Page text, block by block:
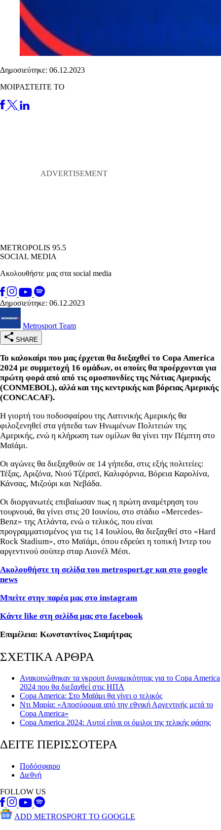
Δημοσιεύτηκε: 06.12.2023
ΜΟΙΡΑΣΤΕΙΤΕ ΤΟ
METROPOLIS 95.5
SOCIAL MEDIA
Ακολουθήστε μας στα social media
Δημοσιεύτηκε: 06.12.2023
Metrosport Team
SHARE
Το καλοκαίρι που μας έρχεται θα διεξαχθεί το Copa America
2024 με συμμετοχή 16 ομάδων, οι οποίες θα προέρχονται για
πρώτη φορά από από τις ομοσπονδίες της Νότιας Αμερικής
(CONMEBOL), αλλά και της κεντρικής και βόρειας Αμερικής
(CONCACAF).
Η γιορτή του ποδοσφαίρου της Λατινικής Αμερικής θα
φιλοξενηθεί στα γήπεδα των Ηνωμένων Πολιτειών της
Αμερικής, ενώ η κλήρωση των ομίλων θα γίνει την Πέμπτη στο
Μαϊάμι.
Οι αγώνες θα διεξαχθούν σε 14 γήπεδα, στις εξής πολιτείες:
Τέξας, Αριζόνα, Νιού Τζέρσεϊ, Καλιφόρνια, Βόρεια Καρολίνα,
Κάνσας, Μιζούρι και Νεβάδα.
Οι διοργανωτές επιβαίωσαν πως η πρώτη αναμέτρηση του
τουρνουά, θα γίνει στις 20 Ιουνίου, στο στάδιο «Mercedes-
Benz» της Ατλάντα, ενώ ο τελικός, που είναι
προγραμματισμένος για τις 14 Ιουλίου, θα διεξαχθεί στο «Hard
Rock Stadium», στο Μαϊάμι, όπου εδρεύει η τοπική Ιντερ του
αργεντινού σούπερ σταρ Λιονέλ Μέσι.
Ακολουθήστε τη σελίδα του metrosport.gr και στο google
news
Μπείτε στην παρέα μας στο instagram
Κάντε like στη σελίδα μας στο facebook
Επιμέλεια: Κωνσταντίνος Σιαμήτρας
ΣΧΕΤΙΚΑ ΑΡΘΡΑ
Ανακοινώθηκαν τα γκρουπ δυναμικότητας για το Copa America
2024 που θα διεξαχθεί στις ΗΠΑ
Copa America: Στο Μαϊάμι θα γίνει ο τελικός
Ντι Μαρία: «Αποσύρομαι από την εθνική Αργεντινής μετά το
Copa America»
Copa America 2024: Αυτοί είναι οι όμιλοι της τελικής φάσης
ΔΕΙΤΕ ΠΕΡΙΣΣΟΤΕΡΑ
Ποδόσφαιρο
Διεθνή
FOLLOW US
ADD METROSPORT TO GOOGLE